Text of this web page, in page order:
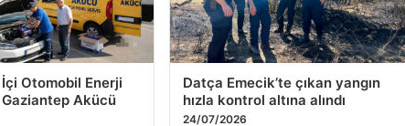
6 7 8 9 10